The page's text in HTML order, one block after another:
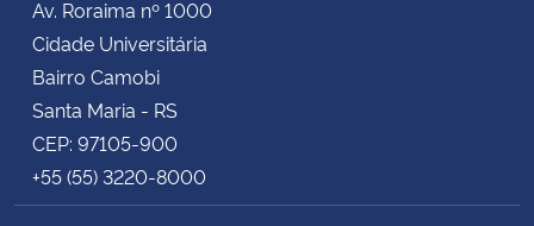
Av. Roraima nº 1000
Cidade Universitária
Bairro Camobi
Santa Maria - RS
CEP: 97105-900
+55 (55) 3220-8000